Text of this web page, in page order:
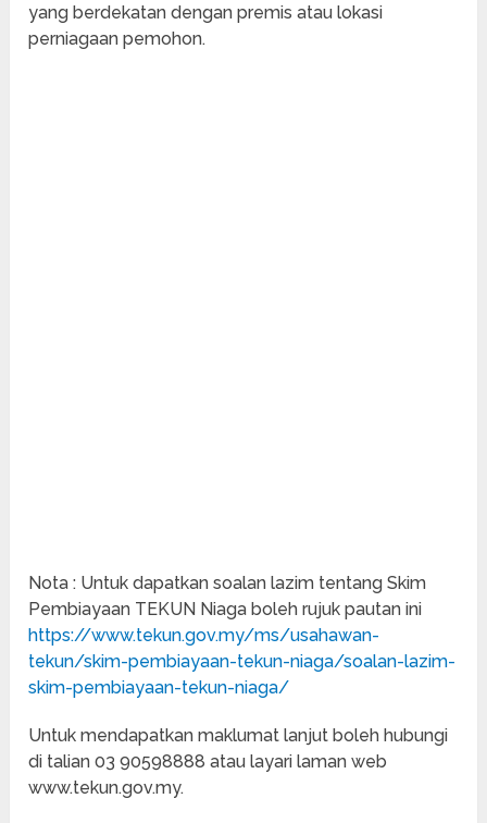
yang berdekatan dengan premis atau lokasi
perniagaan pemohon.
Nota : Untuk dapatkan soalan lazim tentang Skim
Pembiayaan TEKUN Niaga boleh rujuk pautan ini
https://www.tekun.gov.my/ms/usahawan-
tekun/skim-pembiayaan-tekun-niaga/soalan-lazim-
skim-pembiayaan-tekun-niaga/
Untuk mendapatkan maklumat lanjut boleh hubungi
di talian 03 90598888 atau layari laman web
www.tekun.gov.my.